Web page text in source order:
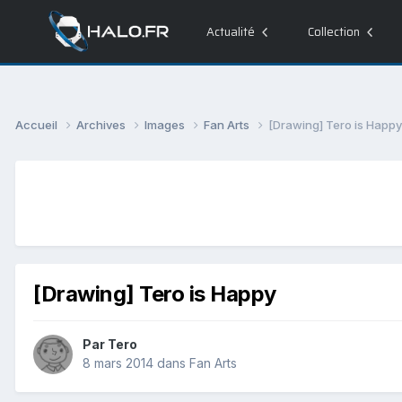
Actualité Collection
Accueil Archives Images Fan Arts [Drawing] Tero is Happy
[Drawing] Tero is Happy
Par Tero
8 mars 2014 dans Fan Arts